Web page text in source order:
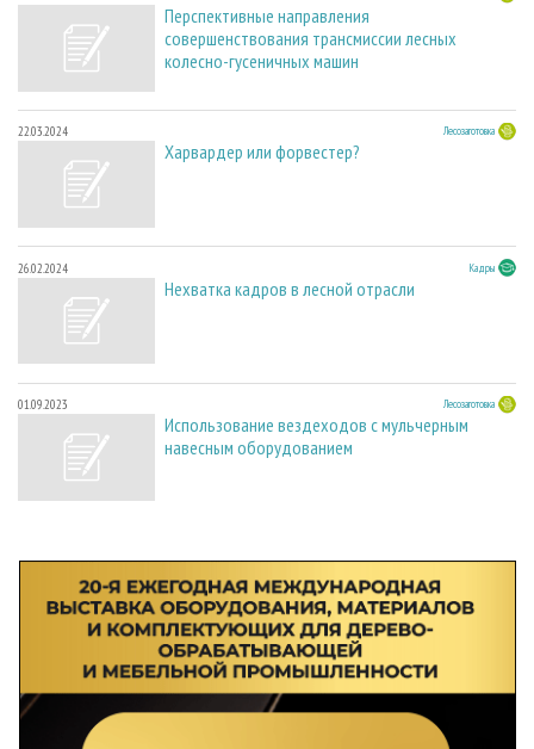
Перспективные направления
совершенствования трансмиссии лесных
колесно-гусеничных машин
22.03.2024 Лесозаготовка
Харвардер или форвестер?
26.02.2024 Кадры
Нехватка кадров в лесной отрасли
01.09.2023 Лесозаготовка
Использование вездеходов с мульчерным
навесным оборудованием